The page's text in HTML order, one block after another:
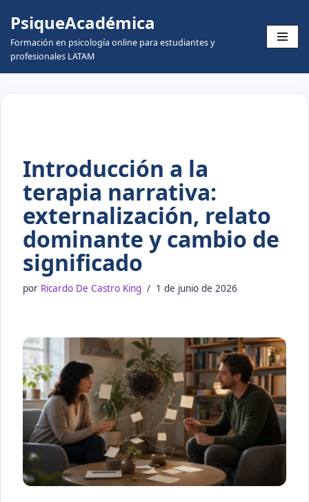
Skip
to
content
PsiqueAcadémica
Formación en psicología online para estudiantes y
profesionales LATAM
Introducción a la
terapia narrativa:
externalización, relato
dominante y cambio de
significado
por Ricardo De Castro King 1 de junio de 2026